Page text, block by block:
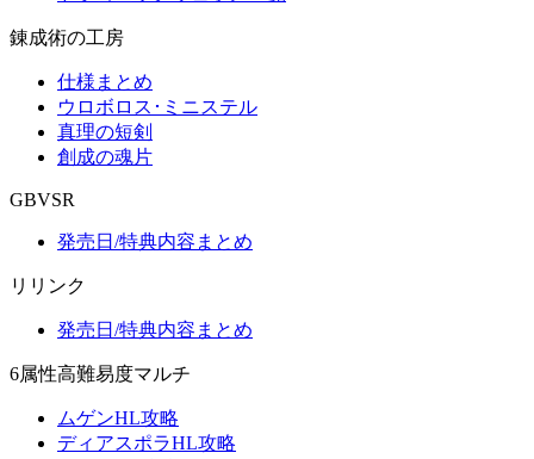
錬成術の工房
仕様まとめ
ウロボロス･ミニステル
真理の短剣
創成の魂片
GBVSR
発売日/特典内容まとめ
リリンク
発売日/特典内容まとめ
6属性高難易度マルチ
ムゲンHL攻略
ディアスポラHL攻略